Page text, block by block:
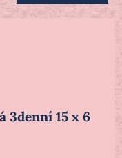
3denní 15 x 6